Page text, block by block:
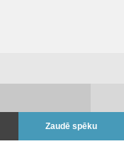
Zaudē spēku